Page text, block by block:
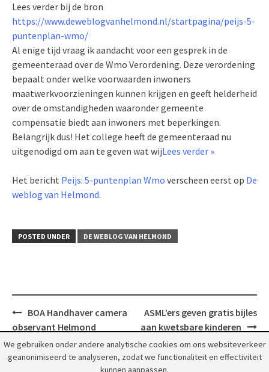
Lees verder bij de bron
https://www.deweblogvanhelmond.nl/startpagina/peijs-5-
puntenplan-wmo/
Al enige tijd vraag ik aandacht voor een gesprek in de
gemeenteraad over de Wmo Verordening. Deze verordening
bepaalt onder welke voorwaarden inwoners
maatwerkvoorzieningen kunnen krijgen en geeft helderheid
over de omstandigheden waaronder gemeente
compensatie biedt aan inwoners met beperkingen.
Belangrijk dus! Het college heeft de gemeenteraad nu
uitgenodigd om aan te geven wat wijLees verder »
Het bericht Peijs: 5-puntenplan Wmo verscheen eerst op De
weblog van Helmond.
POSTED UNDER DE WEBLOG VAN HELMOND
Post
navigation
BOA Handhaver camera
observant Helmond
ASML’ers geven gratis bijles
aan kwetsbare kinderen
We gebruiken onder andere analytische cookies om ons websiteverkeer
geanonimiseerd te analyseren, zodat we functionaliteit en effectiviteit
kunnen aanpassen.